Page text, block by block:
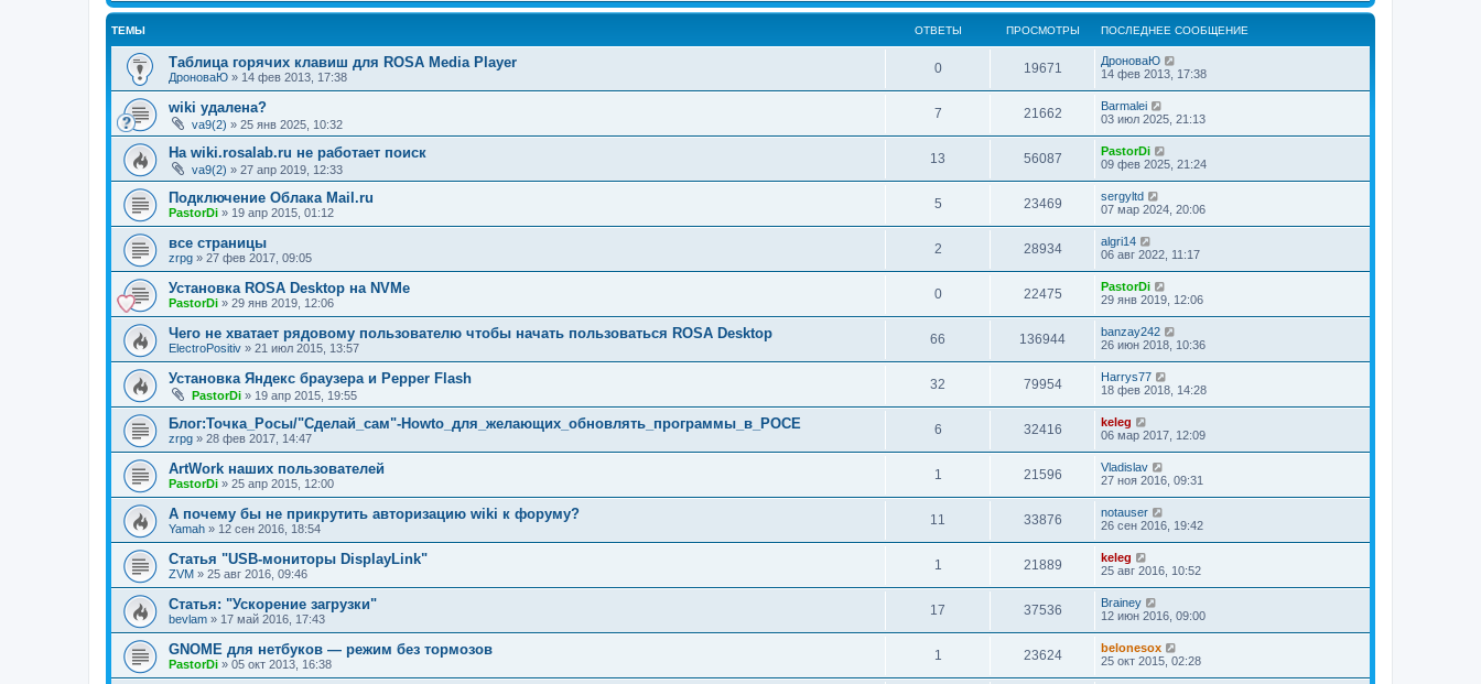
ТЕМЫ ОТВЕТЫ ПРОСМОТРЫ ПОСЛЕДНЕЕ СООБЩЕНИЕ
Таблица горячих клавиш для ROSA Media Player
ДроноваЮ » 14 фев 2013, 17:38
0 19671
ДроноваЮ
14 фев 2013, 17:38
wiki удалена?
va9(2) » 25 янв 2025, 10:32
7 21662
Barmalei
03 июл 2025, 21:13
На wiki.rosalab.ru не работает поиск
va9(2) » 27 апр 2019, 12:33
13 56087
PastorDi
09 фев 2025, 21:24
Подключение Облака Mail.ru
PastorDi » 19 апр 2015, 01:12
5 23469
sergyltd
07 мар 2024, 20:06
все страницы
zrpg » 27 фев 2017, 09:05
2 28934
algri14
06 авг 2022, 11:17
Установка ROSA Desktop на NVMe
PastorDi » 29 янв 2019, 12:06
0 22475
PastorDi
29 янв 2019, 12:06
Чего не хватает рядовому пользователю чтобы начать пользоваться ROSA Desktop
ElectroPositiv » 21 июл 2015, 13:57
66 136944
banzay242
26 июн 2018, 10:36
Установка Яндекс браузера и Pepper Flash
PastorDi » 19 апр 2015, 19:55
32 79954
Harrys77
18 фев 2018, 14:28
Блог:Точка_Росы/"Сделай_сам"-Howto_для_желающих_обновлять_программы_в_РОСЕ
zrpg » 28 фев 2017, 14:47
6 32416
keleg
06 мар 2017, 12:09
ArtWork наших пользователей
PastorDi » 25 апр 2015, 12:00
1 21596
Vladislav
27 ноя 2016, 09:31
А почему бы не прикрутить авторизацию wiki к форуму?
Yamah » 12 сен 2016, 18:54
11 33876
notauser
26 сен 2016, 19:42
Статья "USB-мониторы DisplayLink"
ZVM » 25 авг 2016, 09:46
1 21889
keleg
25 авг 2016, 10:52
Статья: "Ускорение загрузки"
bevlam » 17 май 2016, 17:43
17 37536
Brainey
12 июн 2016, 09:00
GNOME для нетбуков — режим без тормозов
PastorDi » 05 окт 2013, 16:38
1 23624
belonesox
25 окт 2015, 02:28